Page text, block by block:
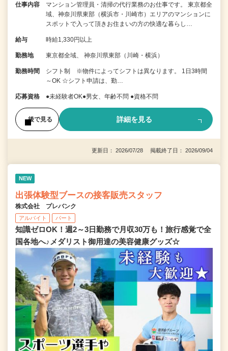
仕事内容
マンション管理員・清掃の代行業務のお仕事です。 東京都全
域、神奈川県東部（横浜市・川崎市）エリアのマンションに
スポットで入って頂きお住まいの方の快適な暮らし…
給与 時給1,330円以上
勤務地 東京都全域、 神奈川県東部（川崎・横浜）
勤務時間
シフト制 ※物件によってシフトは異なります。 1日3時間
～OK ☆シフト申請は、勤…
応募資格 ●未経験者OK●男女、年齢不問 ●資格不問
後で見る 詳細を見る
更新日： 2026/07/28 掲載終了日： 2026/09/04
NEW
出張体験型ブースの接客販売スタッフ
株式会社 プレバンク
アルバイト パート
知識ゼロOK！週2～3日勤務で月収30万も！旅行感覚で全
国各地へ♪メダリスト御用達の美容健康グッズ☆